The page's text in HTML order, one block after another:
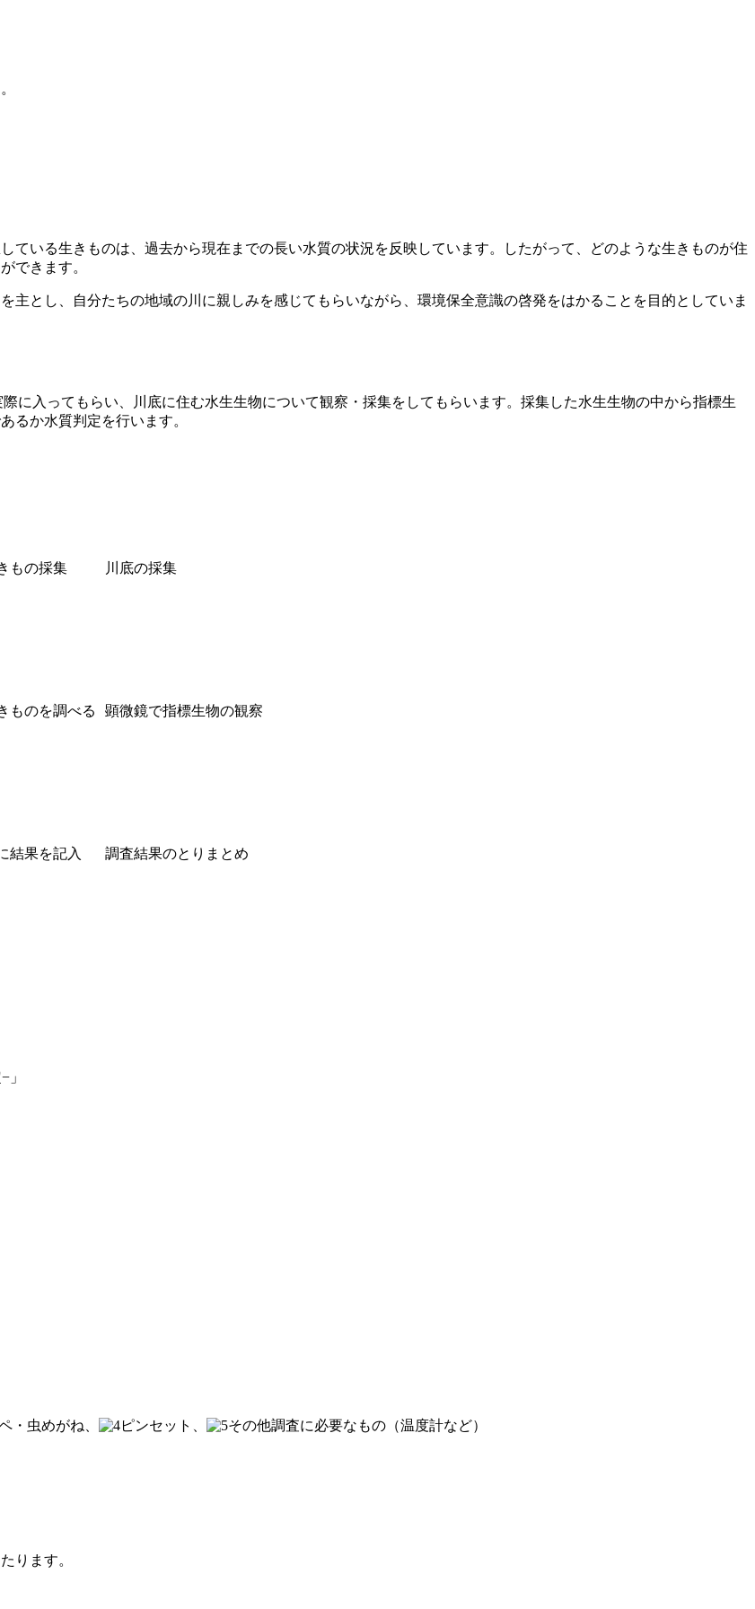
ている生きものは、過去から現在までの長い水質の状況を反映しています。したがって、どのような生きものが住
できます。
主とし、自分たちの地域の川に親しみを感じてもらいながら、環境保全意識の啓発をはかることを目的としていま
際に入ってもらい、川底に住む水生生物について観察・採集をしてもらいます。採集した水生生物の中から指標生
るか水質判定を行います。
もの採集
川底の採集
ものを調べる
顕微鏡で指標生物の観察
結果を記入
調査結果のとりまとめ
・虫めがね、 ピンセット、 その他調査に必要なもの（温度計など）
ります。